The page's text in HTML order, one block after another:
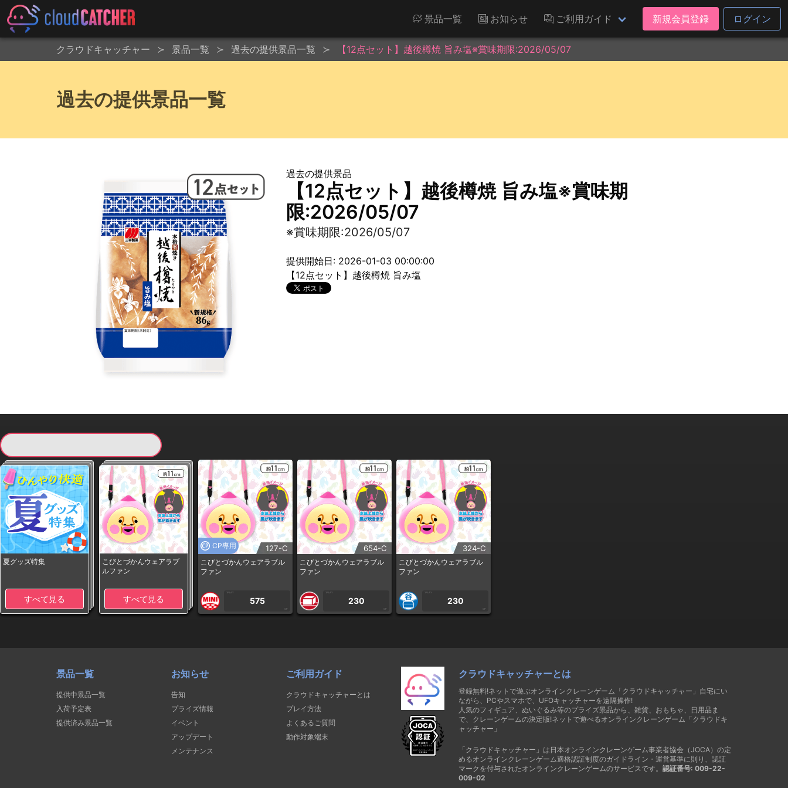
景品一覧 お知らせ ご利用ガイド 新規会員登録 ログイン
クラウドキャッチャー 景品一覧 過去の提供景品一覧 【12点セット】越後樽焼 旨み塩※賞味期限:2026/05/07
過去の提供景品一覧
過去の提供景品
【12点セット】越後樽焼 旨み塩※賞味期
限:2026/05/07
※賞味期限:2026/05/07
提供開始日: 2026-01-03 00:00:00
【12点セット】越後樽焼 旨み塩
夏グッズ特集
すべて見る
こびとづかんウェアラブ
ルファン
すべて見る
CP専用 127-C
こびとづかんウェアラブル
ファン
1PLAY
575
CP
654-C
こびとづかんウェアラブル
ファン
1PLAY
230
CP
324-C
こびとづかんウェアラブル
ファン
1PLAY
230
CP
景品一覧
提供中景品一覧
入荷予定表
提供済み景品一覧
お知らせ
告知
プライズ情報
イベント
アップデート
メンテナンス
ご利用ガイド
クラウドキャッチャーとは
プレイ方法
よくあるご質問
動作対象端末
クラウドキャッチャーとは
登録無料!ネットで遊ぶオンラインクレーンゲーム「クラウドキャッチャー」自宅にい
ながら、PCやスマホで、UFOキャッチャーを遠隔操作!
人気のフィギュア、ぬいぐるみ等のプライズ景品から、雑貨、おもちゃ、日用品ま
で、クレーンゲームの決定版!ネットで遊べるオンラインクレーンゲーム「クラウドキ
ャッチャー」
「クラウドキャッチャー」は日本オンラインクレーンゲーム事業者協会（JOCA）の定
めるオンラインクレーンゲーム適格認証制度のガイドライン・運営基準に則り、認証
マークを付与されたオンラインクレーンゲームのサービスです。 認証番号: 009-22-
009-02